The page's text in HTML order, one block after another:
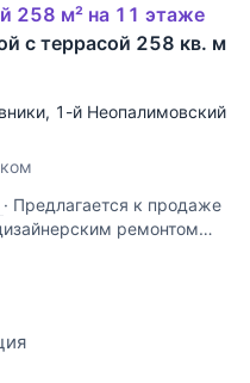
258 м² на 11 этаже
с террасой 258 кв. м
, 1-й Неопалимовский
· Предлагается к продаже
ремонтом
в жилом комплексе
ремонт в классическом